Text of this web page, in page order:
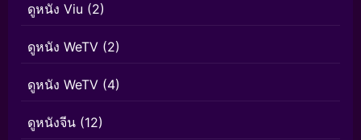
ดูหนัง Viu (2)
ดูหนัง WeTV (2)
ดูหนัง WeTV (4)
ดูหนังจีน (12)